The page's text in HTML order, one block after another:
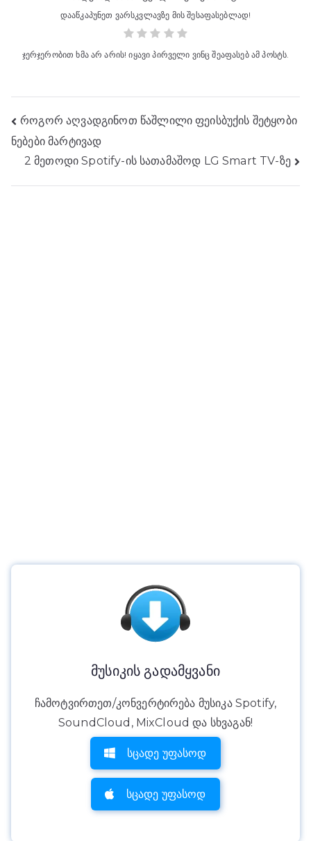
დააწკაპუნეთ ვარსკვლავზე მის შესაფასებლად!
ჯერჯერობით ხმა არ არის! იყავი პირველი ვინც შეაფასებ ამ პოსტს.
ნავიგაციის
პოსტი
როგორ აღვადგინოთ წაშლილი ფეისბუქის შეტყობი
ნებები მარტივად
2 მეთოდი Spotify-ის სათამაშოდ LG Smart TV-ზე
მუსიკის გადამყვანი
ჩამოტვირთეთ/კონვერტირება მუსიკა Spotify,
SoundCloud, MixCloud და სხვაგან!
სცადე უფასოდ
სცადე უფასოდ